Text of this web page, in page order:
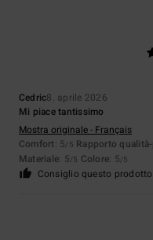
Cedric8. aprile 2026
Mi piace tantissimo
Mostra originale - Français
Comfort: 5/5 Rapporto
Materiale: 5/5 Colore: 5/5
Consiglio questo prodotto